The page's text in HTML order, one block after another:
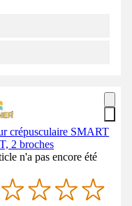
crépusculaire SMART
2 broches
n'a pas encore été